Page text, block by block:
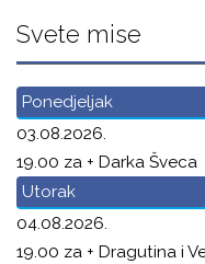
Svete mise
Ponedjeljak
03.08.2026.
19.00 za + Darka Šveca
Utorak
04.08.2026.
19.00 za + Dragutina i